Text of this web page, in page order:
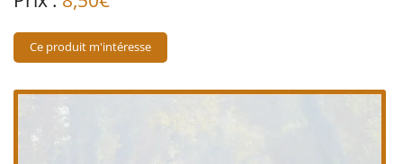

En cochant cette case, vous consentez à recevoir nos propositions commerciales à
Ce produit m'intéresse